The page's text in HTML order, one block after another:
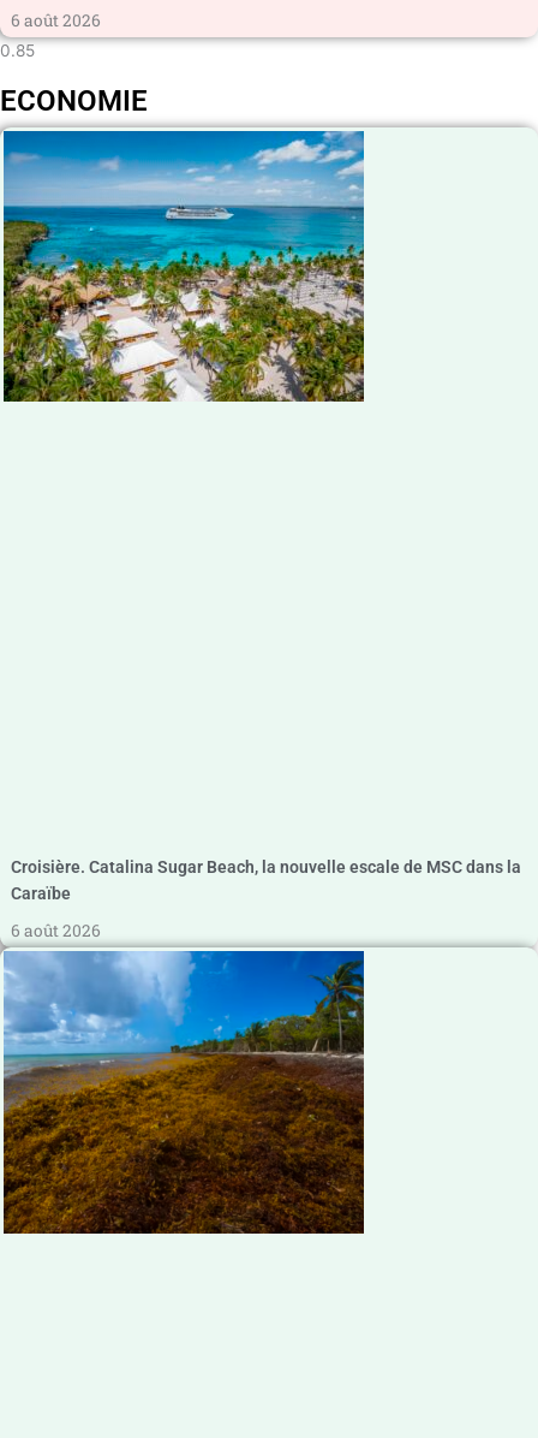
6 août 2026
ECONOMIE
Croisière. Catalina Sugar Beach, la nouvelle escale de MSC dans la
Caraïbe
6 août 2026